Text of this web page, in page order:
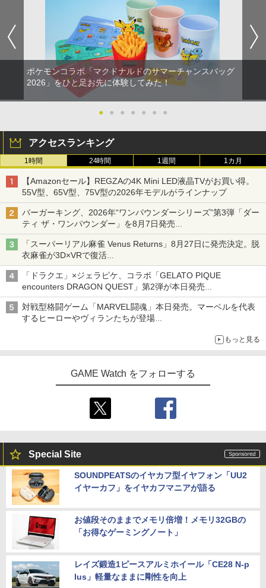
ポケモンコラボ「マクドナルドのサマーチャンスバッグ
2026」をひと足お先に体験してみた！
● ● ● ● ● ● ●
アクセスランキング
1時間 24時間 1週間 1カ月
【Amazonセール】REGZAの4K Mini LED液晶TVがお買い得。
55V型、65V型、75V型の2026年モデルがラインナップ
バーガーキング、2026年“ワンパウンダーシリーズ”第3弾「ダー
ティ ザ・ワンパウンダー」を8月7日発売
「特製ガーリックマヨソース」を使用した超大型チーズバーガー
「スーパーリアル麻雀 Venus Returns」8月27日に発売決定。脱
衣麻雀が3D×VRで復活
発売から2週間は20%オフになるセールが実施
「ドラクエ」×ジェラピケ、コラボ「GELATO PIQUE
encounters DRAGON QUEST」第2弾が本日発売
アイスカップに入ったスライムやわたぼう、ベビーサタンなどが
オリジナルアートで登場
対戦型格闘ゲーム「MARVEL闘魂」本日発売。マーベルを代表
するヒーローやヴィランたちが登場
もっと見る
GAME Watch をフォローする
Special Site
SOUNDPEATSのイヤカフ型イヤフォン「UU2
イヤーカフ」をイヤカフマニアが語る
お値段そのままでメモリ倍増！メモリ32GBの
「お得なゲーミングノート」
レイズ鍛造1ピースアルミホイール「CE28 N-p
lus」軽量なままに剛性を向上